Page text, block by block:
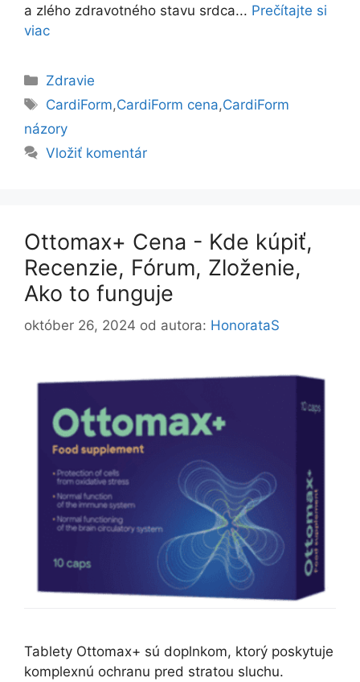
a zlého zdravotného stavu srdca... Prečítajte si
viac
Kategórie
Zdravie
Značky
CardiForm,CardiForm cena,CardiForm
názory
Vložiť komentár
Ottomax+ Cena - Kde kúpiť,
Recenzie, Fórum, Zloženie,
Ako to funguje
október 26, 2024 od autora: HonorataS
Tablety Ottomax+ sú doplnkom, ktorý poskytuje
komplexnú ochranu pred stratou sluchu.